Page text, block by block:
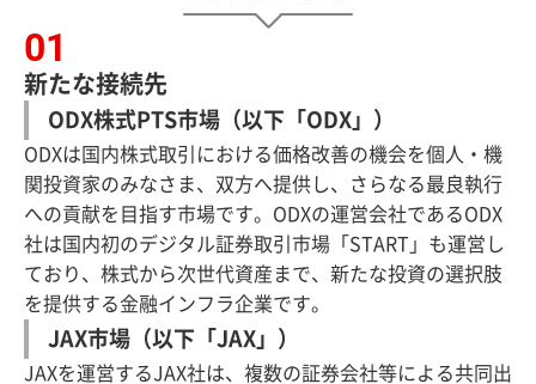
新たな接続先
ODX株式PTS市場（以下「ODX」）
ODXは国内株式取引における価格改善の機会を個人・機
関投資家のみなさま、双方へ提供し、さらなる最良執行
への貢献を目指す市場です。ODXの運営会社であるODX
社は国内初のデジタル証券取引市場「START」も運営し
ており、株式から次世代資産まで、新たな投資の選択肢
を提供する金融インフラ企業です。
JAX市場（以下「JAX」）
JAXを運営するJAX社は、複数の証券会社等による共同出